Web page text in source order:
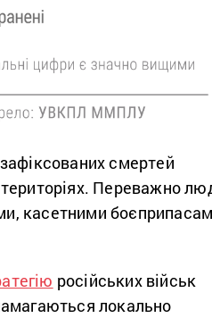
смертей
територіях. Переважно
касетними
російських військ
локально